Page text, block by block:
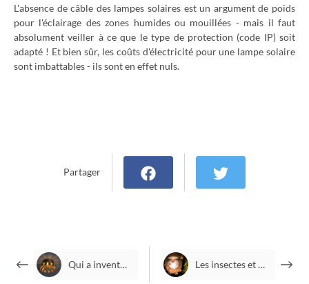
L'absence de câble des lampes solaires est un argument de poids
pour l'éclairage des zones humides ou mouillées - mais il faut
absolument veiller à ce que le type de protection (code IP) soit
adapté ! Et bien sûr, les coûts d'électricité pour une lampe solaire
sont imbattables - ils sont en effet nuls.
Partager
Qui a inventé la LED ? Les insectes et la lumière